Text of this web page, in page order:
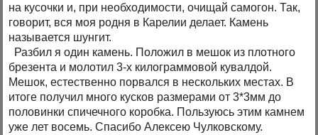
на кусочки и, при необходимости, очищай самогон. Так,
говорит, вся моя родня в Карелии делает. Камень
называется шунгит.
Разбил я один камень. Положил в мешок из плотного
брезента и молотил 3-х килограммовой кувалдой.
Мешок, естественно порвался в нескольких местах. В
итоге получил много кусков размерами от 3*3мм до
половинки спичечного коробка. Пользуюсь этим камнем
уже лет восемь. Спасибо Алексею Чулковскому.